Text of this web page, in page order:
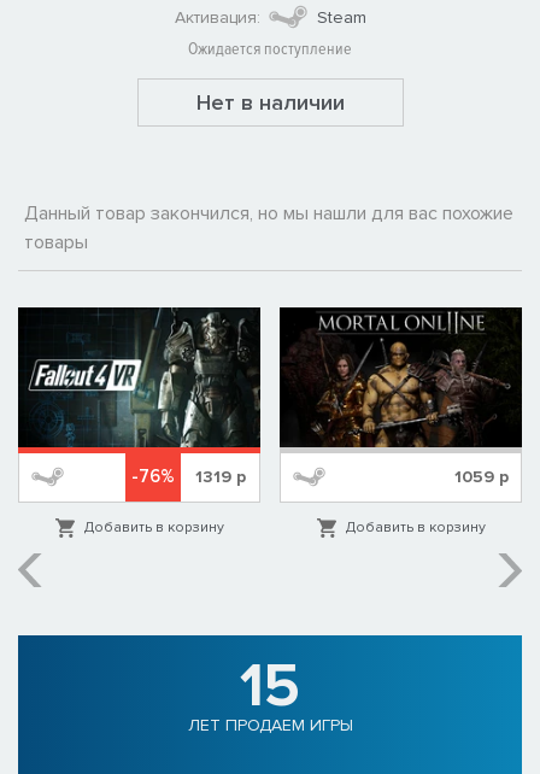
Активация:
Steam
Ожидается поступление
Нет в наличии
Данный товар закончился, но мы нашли для вас похожие
товары
-76% 1319р
Добавить в корзину
1059 р
Добавить в корзину
15
ЛЕТ ПРОДАЕМ ИГРЫ